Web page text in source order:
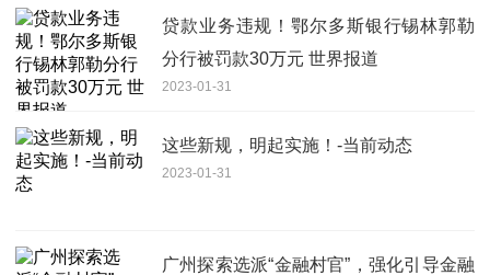
贷款业务违规！鄂尔多斯银行锡林郭勒
分行被罚款30万元 世界报道
2023-01-31
这些新规，明起实施！-当前动态
2023-01-31
广州探索选派“金融村官”，强化引导金融